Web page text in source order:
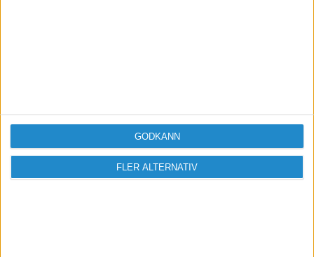
FLER ALTERNATIV
GODKÄNN